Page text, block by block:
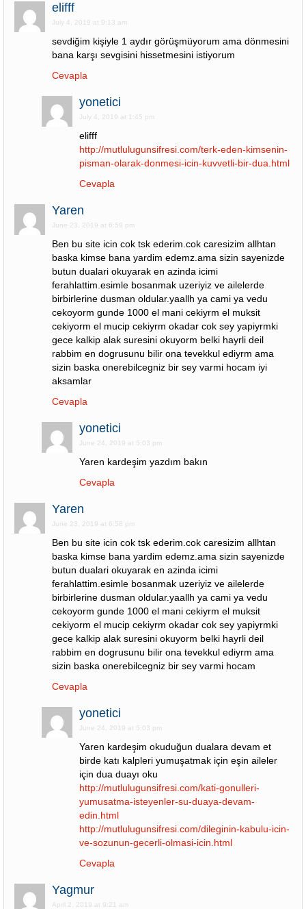
elifff
July 4, 2019 at 9:13 am
sevdiğim kişiyle 1 aydır görüşmüyorum ama dönmesini
bana karşı sevgisini hissetmesini istiyorum
Cevapla
yonetici
July 4, 2019 at 1:45 pm
elifff
http://mutlulugunsifresi.com/terk-eden-kimsenin-
pisman-olarak-donmesi-icin-kuvvetli-bir-dua.html
Cevapla
Yaren
June 23, 2019 at 6:59 pm
Ben bu site icin cok tsk ederim.cok caresizim allhtan
baska kimse bana yardim edemz.ama sizin sayenizde
butun dualari okuyarak en azinda icimi
ferahlattim.esimle bosanmak uzeriyiz ve ailelerde
birbirlerine dusman oldular.yaallh ya cami ya vedu
cekoyorm gunde 1000 el mani cekiyrm el muksit
cekiyorm el mucip cekiyrm okadar cok sey yapiyrmki
gece kalkip alak suresini okuyorm belki hayrli deil
rabbim en dogrusunu bilir ona tevekkul ediyrm ama
sizin baska onerebilcegniz bir sey varmi hocam iyi
aksamlar
Cevapla
yonetici
June 24, 2019 at 5:03 pm
Yaren kardeşim yazdım bakın
Cevapla
Yaren
June 23, 2019 at 6:58 pm
Ben bu site icin cok tsk ederim.cok caresizim allhtan
baska kimse bana yardim edemz.ama sizin sayenizde
butun dualari okuyarak en azinda icimi
ferahlattim.esimle bosanmak uzeriyiz ve ailelerde
birbirlerine dusman oldular.yaallh ya cami ya vedu
cekoyorm gunde 1000 el mani cekiyrm el muksit
cekiyorm el mucip cekiyrm okadar cok sey yapiyrmki
gece kalkip alak suresini okuyorm belki hayrli deil
rabbim en dogrusunu bilir ona tevekkul ediyrm ama
sizin baska onerebilcegniz bir sey varmi hocam
Cevapla
yonetici
June 24, 2019 at 5:03 pm
Yaren kardeşim okuduğun dualara devam et
birde katı kalpleri yumuşatmak için eşin aileler
için dua duayı oku
http://mutlulugunsifresi.com/kati-gonulleri-
yumusatma-isteyenler-su-duaya-devam-
edin.html
http://mutlulugunsifresi.com/dileginin-kabulu-icin-
ve-sozunun-gecerli-olmasi-icin.html
Cevapla
Yagmur
April 2, 2019 at 9:21 am